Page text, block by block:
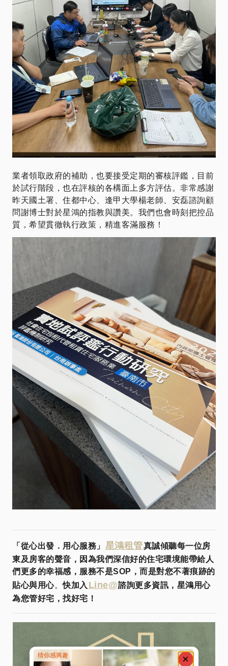
業者領取政府的補助，也要接受定期的審核評鑑，目前
於試行階段，也在評核的各構面上多方評估。非常感謝
昨天國土署、住都中心、逢甲大學楊老師、安磊諮詢顧
問謝博士對於星鴻的指教與讚美。我們也會時刻把控品
質，希望貫徹執行政策，精進客滿服務！​​
「從心出發．用心服務」 星鴻租管真誠傾聽每一位房
東及房客的聲音，因為我們深信好的住宅環境能帶給人
們更多的幸福感，服務不是SOP，而是對您不著痕跡的
貼心與用心。快加入 Line@諮詢更多資訊，星鴻用心
為您管好宅，找好宅！